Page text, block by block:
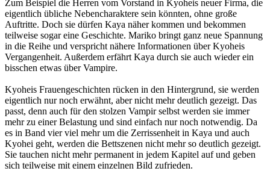
Zum Beispiel die Herren vom Vorstand in Kyoheis neuer Firma, die
eigentlich übliche Nebencharaktere sein könnten, ohne große
Auftritte. Doch sie dürfen Kaya näher kommen und bekommen
teilweise sogar eine Geschichte. Mariko bringt ganz neue Spannung
in die Reihe und verspricht nähere Informationen über Kyoheis
Vergangenheit. Außerdem erfährt Kaya durch sie auch wieder ein
bisschen etwas über Vampire.
Kyoheis Frauengeschichten rücken in den Hintergrund, sie werden
eigentlich nur noch erwähnt, aber nicht mehr deutlich gezeigt. Das
passt, denn auch für den stolzen Vampir selbst werden sie immer
mehr zu einer Belastung und sind einfach nur noch notwendig. Da
es in Band vier viel mehr um die Zerrissenheit in Kaya und auch
Kyohei geht, werden die Bettszenen nicht mehr so deutlich gezeigt.
Sie tauchen nicht mehr permanent in jedem Kapitel auf und geben
sich teilweise mit einem einzelnen Bild zufrieden.